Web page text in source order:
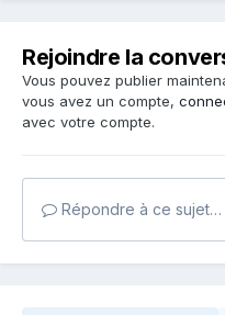
Rejoindre la
Vous pouvez publier
vous avez un compte,
avec votre compte.
Répondre à ce sujet…